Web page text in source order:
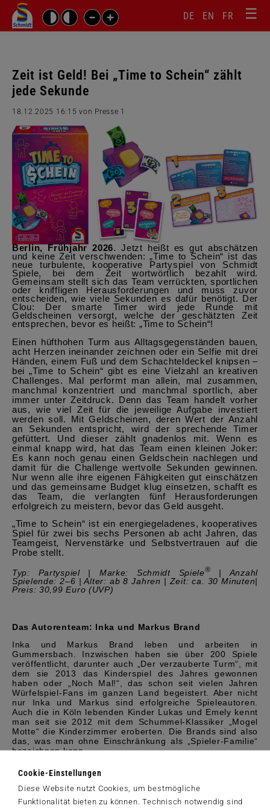
Cookie-Einstellungen
Diese Website nutzt Cookies, um bestmögliche
Funktionalität bieten zu können. Technisch notwendig sind
☰
DE EN FR
Suchbegriffe
Zeit ist Geld! Bei „Time to Schein“ zählt
jede Sekunde
18.12.2025 16:15 von Presse 1
Berlin, Frühjahr 2026. Jetzt heißt es gut abschätzen
und keine Zeit verschwenden: „Time to Schein“ ist das
neue turbulente, kooperative Partyspiel von Schmidt
Spiele, bei dem Zeit wortwörtlich bezahlt wird.
Gemeinsam stellt sich das Team verrückten, sportlichen
oder kniffligen Herausforderungen und muss zuvor
entscheiden, wie viele Sekunden es dafür benötigt. Der
Clou: Der smarte Timer wird jede Runde mit
Geldscheinen versorgt, welche der geschätzten Zeit
entsprechen, bevor es heißt: „Time to Schein“!
Einen hüfthohen Turm aus Alltagsgegenständen bauen,
acht Herzen ineinander zeichnen oder ein Selfie mit drei
Händen, einem Fuß und dem Schachteldeckel knipsen –
bei „Time to Schein“ gibt es eine Vielzahl an kreativen
Challenges. Mal performt man allein, mal zusammen,
manchmal konzentriert und manchmal sportlich, aber
immer unter Zeitdruck. Denn das Team handelt vorher
aus, wie viel Zeit für die jeweilige Aufgabe investiert
werden soll. Mit Geldscheinen, deren Wert der Anzahl
an Sekunden entspricht, wird der sprechende Timer
gefüttert. Und dieser zählt gnadenlos mit. Wenn es
einmal knapp wird, hat das Team einen kleinen Joker:
Es kann noch genau einen Geldschein nachlegen und
damit für die Challenge wertvolle Sekunden gewinnen.
Nur wenn alle ihre eigenen Fähigkeiten gut einschätzen
und das gemeinsame Budget klug einsetzen, schafft es
das Team, die verlangten fünf Herausforderungen
erfolgreich zu meistern, bevor das Geld ausgeht.
„Time to Schein“ ist ein energiegeladenes, kooperatives
Spiel für zwei bis sechs Personen ab acht Jahren, das
Teamgeist, Nervenstärke und Selbstvertrauen auf die
Probe stellt.
Typ: Partyspiel | Marke: Schmidt Spiele®
| Anzahl
Spielende: 2–6 | Alter: ab 8 Jahren | Zeit: ca. 30 Minuten|
Preis: 30,99 Euro (UVP)
Das Autorenteam: Inka und Markus Brand
Inka und Markus Brand leben und arbeiten in
Gummersbach. Inzwischen haben sie über 200 Spiele
veröffentlicht, darunter auch „Der verzauberte Turm“, mit
dem sie 2013 das Kinderspiel des Jahres gewonnen
haben oder „Noch Mal!“, das schon seit vielen Jahren
Würfelspiel-Fans im ganzen Land begeistert. Aber nicht
nur Inka und Markus sind erfolgreiche Spieleautoren.
Auch die in Köln lebenden Kinder Lukas und Emely kennt
man seit sie 2012 mit dem Schummel-Klassiker „Mogel
Motte“ die Kinderzimmer eroberten. Die Brands sind also
das, was man ohne Einschränkung als „Spieler-Familie“
bezeichnen kann.